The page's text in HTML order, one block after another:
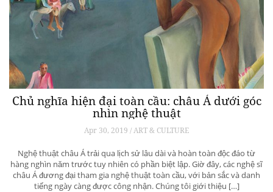
Chủ nghĩa hiện đại toàn cầu: châu Á dưới góc
nhìn nghệ thuật
Apr 30, 2019 / ART & CULTURE
Nghệ thuật châu Á trải qua lịch sử lâu dài và hoàn toàn độc đáo từ
hàng nghìn năm trước tuy nhiên có phần biệt lập. Giờ đây, các nghệ sĩ
châu Á đương đại tham gia nghệ thuật toàn cầu, với bản sắc và danh
tiếng ngày càng được công nhận. Chúng tôi giới thiệu […]